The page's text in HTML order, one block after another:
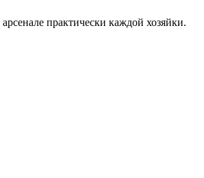
практически каждой хозяйки.